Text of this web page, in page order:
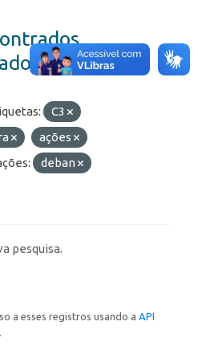
C3
ações
deban
pesquisa.
a esses registros usando a API